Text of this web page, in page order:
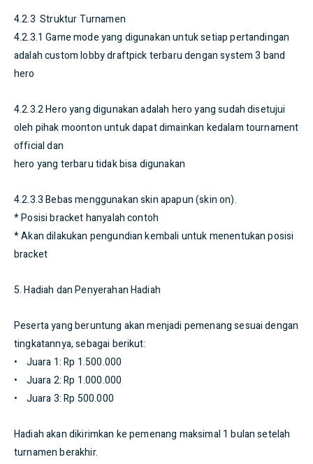
4.2.3 Struktur Turnamen
4.2.3.1 Game mode yang digunakan untuk setiap pertandingan
adalah custom lobby draftpick terbaru dengan system 3 band
hero
4.2.3.2 Hero yang digunakan adalah hero yang sudah disetujui
oleh pihak moonton untuk dapat dimainkan kedalam tournament
official dan
hero yang terbaru tidak bisa digunakan
4.2.3.3 Bebas menggunakan skin apapun (skin on).
* Posisi bracket hanyalah contoh
* Akan dilakukan pengundian kembali untuk menentukan posisi
bracket
5. Hadiah dan Penyerahan Hadiah
Peserta yang beruntung akan menjadi pemenang sesuai dengan
tingkatannya, sebagai berikut:
• Juara 1: Rp 1.500.000
• Juara 2: Rp 1.000.000
• Juara 3: Rp 500.000
Hadiah akan dikirimkan ke pemenang maksimal 1 bulan setelah
turnamen berakhir.